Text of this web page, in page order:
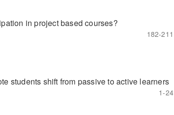
in project based courses?
182-211
students shift from passive to active learners
1-24